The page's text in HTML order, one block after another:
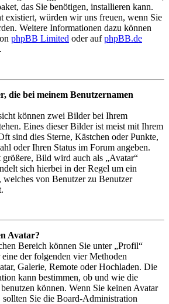
das Sie benötigen, installieren kann.
existiert, würden wir uns freuen, wenn Sie
Weitere Informationen dazu können
phpBB Limited oder aufphpBB.de
die bei meinem Benutzernamen
können zwei Bilder bei Ihrem
Eines dieser Bilder ist meist mit Ihrem
sind dies Sterne, Kästchen oder Punkte,
oder Ihren Status im Forum angeben.
größere, Bild wird auch als „Avatar“
sich hierbei in der Regel um ein
welches von Benutzer zu Benutzer
Avatar?
Bereich können Sie unter „Profil“
der folgenden vier Methoden
Galerie, Remote oder Hochladen. Die
kann bestimmen, ob und wie die
können. Wenn Sie keinen Avatar
sollten Sie die Board-Administration